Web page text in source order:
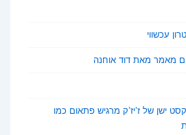
עכשווי
מאמר מאת דוד אוחנה
ישן של ז’יז’ק מרגיש פתאום כמו